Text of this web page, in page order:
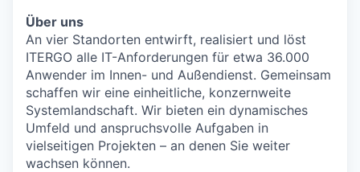
Über uns
An vier Standorten entwirft, realisiert und löst
ITERGO alle IT-Anforderungen für etwa 36.000
Anwender im Innen- und Außendienst. Gemeinsam
schaffen wir eine einheitliche, konzernweite
Systemlandschaft. Wir bieten ein dynamisches
Umfeld und anspruchsvolle Aufgaben in
vielseitigen Projekten – an denen Sie weiter
wachsen können.